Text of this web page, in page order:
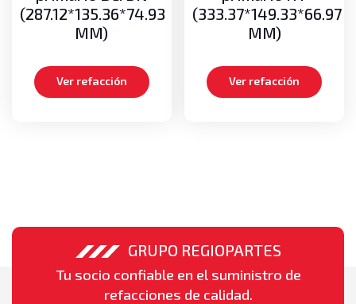
Bombas de agua
Mangueras
Sistema Eléctrico
Alternadores
Bombas de Aceite
Transmisión
Bombas de transmisión
Discos y platos
(287.12*135.36*74.93
MM)
Ver refacción
(333.37*149.33*66.97
MM)
Ver refacción
GRUPO REGIOPARTES
Tu socio confiable en el suministro de
refacciones de calidad.